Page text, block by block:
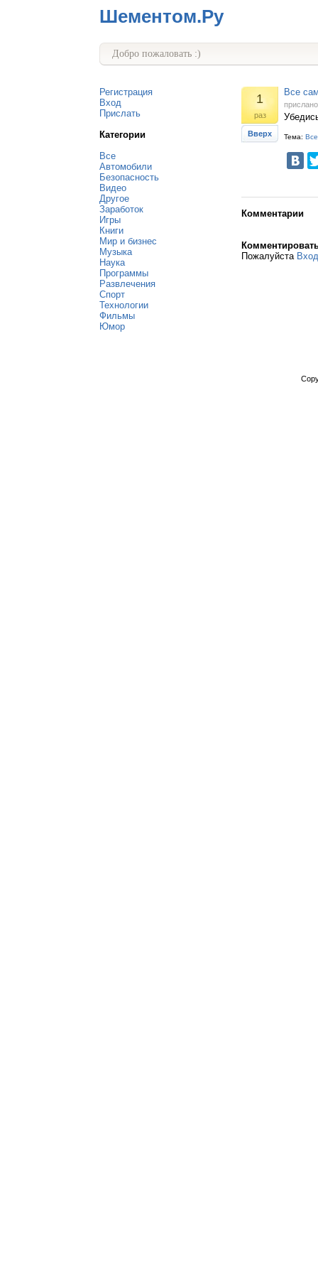
Шементом.Ру
Добро пожаловать :)
Регистрация
Вход
Прислать
Категории
Все
Автомобили
Безопасность
Видео
Другое
Заработок
Игры
Книги
Мир и бизнес
Музыка
Наука
Программы
Развлечения
Спорт
Технологии
Фильмы
Юмор
1
раз
Вверх
Все
Тема: Все
Комментарии
Пожалуйста Вход